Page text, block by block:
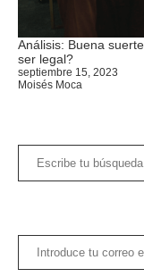
Análisis: Buena
ser legal?
septiembre 15, 2023
Moisés Moca